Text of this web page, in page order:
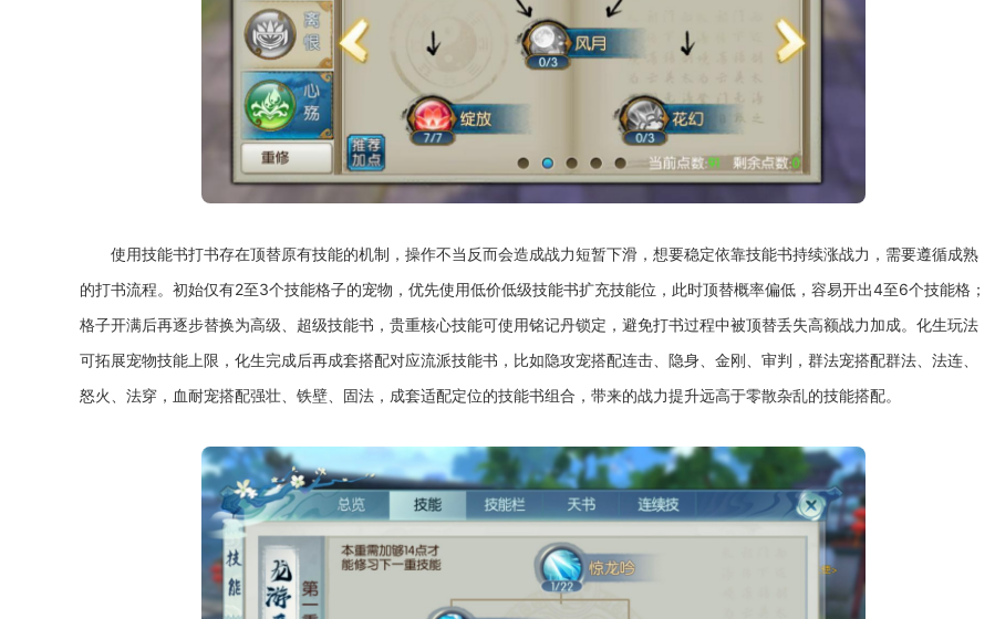
使用技能书打书存在顶替原有技能的机制，操作不当反而会造成战力短暂下滑，想要稳定依靠技能书持续涨战力，需要遵循成熟
的打书流程。初始仅有2至3个技能格子的宠物，优先使用低价低级技能书扩充技能位，此时顶替概率偏低，容易开出4至6个技能格；
格子开满后再逐步替换为高级、超级技能书，贵重核心技能可使用铭记丹锁定，避免打书过程中被顶替丢失高额战力加成。化生玩法
可拓展宠物技能上限，化生完成后再成套搭配对应流派技能书，比如隐攻宠搭配连击、隐身、金刚、审判，群法宠搭配群法、法连、
怒火、法穿，血耐宠搭配强壮、铁壁、固法，成套适配定位的技能书组合，带来的战力提升远高于零散杂乱的技能搭配。